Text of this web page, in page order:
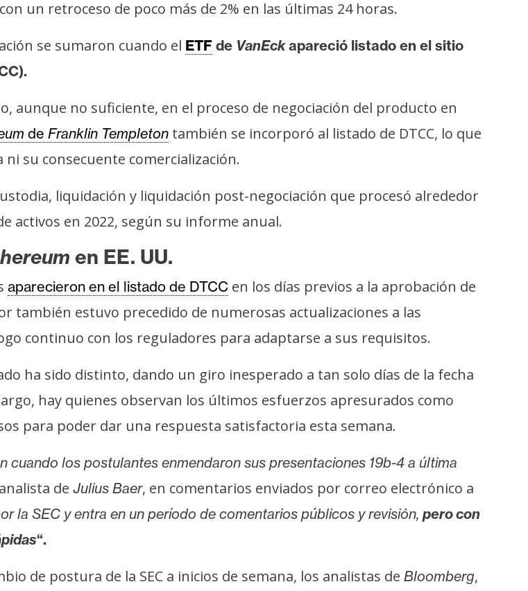
un retroceso de poco más de 2% en las últimas 24 horas.
se sumaron cuando el ETF de VanEckapareció listado en el sitio
aunque no suficiente, en el proceso de negociación del producto en
de Franklin Templeton también se incorporó al listado de DTCC, lo que
su consecuente comercialización.
liquidación y liquidación post-negociación que procesó alrededor
activos en 2022, según su informe anual.
en EE. UU.
aparecieron en el listado de DTCC en los días previos a la aprobación de
también estuvo precedido de numerosas actualizaciones a las
continuo con los reguladores para adaptarse a sus requisitos.
ha sido distinto, dando un giro inesperado a tan solo días de la fecha
hay quienes observan los últimos esfuerzos apresurados como
para poder dar una respuesta satisfactoria esta semana.
cuando los postulantes enmendaron sus presentaciones 19b-4 a última
de Julius Baer, en comentarios enviados por correo electrónico a
la SEC y entra en un período de comentarios públicos y revisión, pero con
“.
de postura de la SEC a inicios de semana, los analistas de Bloomberg,